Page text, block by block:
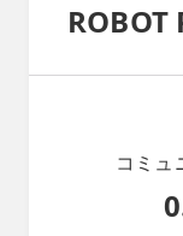
ROBOT
コミュ